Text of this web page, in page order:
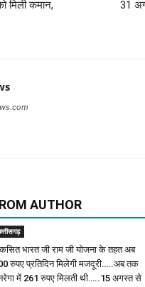
मिली कमान,
31
AUTHOR
भारत जी राम जी योजना के तहत अब
रुपए प्रतिदिन मिलेगी मजदूरी…..अब तक
में 261 रुपए मिलती थी…..15 अगस्त से